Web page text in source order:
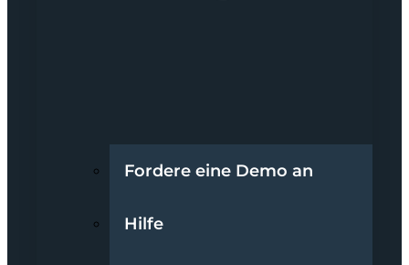
Fordere eine Demo an
Hilfe